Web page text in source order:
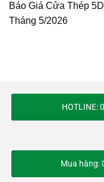
Báo Giá Cửa Thép
Tháng 5/2026
HOTLINE:
Mua hàng: